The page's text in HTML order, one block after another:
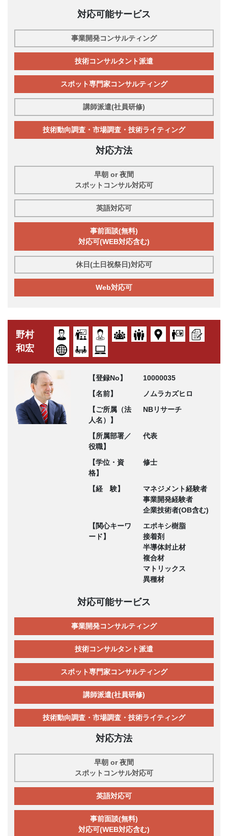
対応可能サービス
事業開発コンサルティング
技術コンサルタント派遣
スポット専門家コンサルティング
講師派遣(社員研修)
技術動向調査・市場調査・技術ライティング
対応方法
早朝 or 夜間
スポットコンサル対応可
英語対応可
事前面談(無料)
対応可(WEB対応含む)
休日(土日祝祭日)対応可
Web対応可
野村
和宏
【登録No】
10000035
【名前】
ノムラカズヒロ
【ご所属（法
人名）】
NBリサーチ
【所属部署／
役職】
代表
【学位・資
格】
修士
【経 験】
マネジメント経験者
事業開発経験者
企業技術者(OB含む)
【関心キーワ
ード】
エポキシ樹脂
接着剤
半導体封止材
複合材
マトリックス
異種材
対応可能サービス
事業開発コンサルティング
技術コンサルタント派遣
スポット専門家コンサルティング
講師派遣(社員研修)
技術動向調査・市場調査・技術ライティング
対応方法
早朝 or 夜間
スポットコンサル対応可
英語対応可
事前面談(無料)
対応可(WEB対応含む)